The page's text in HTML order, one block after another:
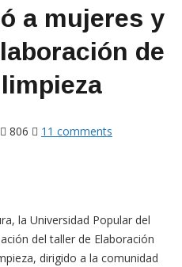
a mujeres y
de
806 11 comments
la Universidad Popular del
del taller de Elaboración
dirigido a la comunidad